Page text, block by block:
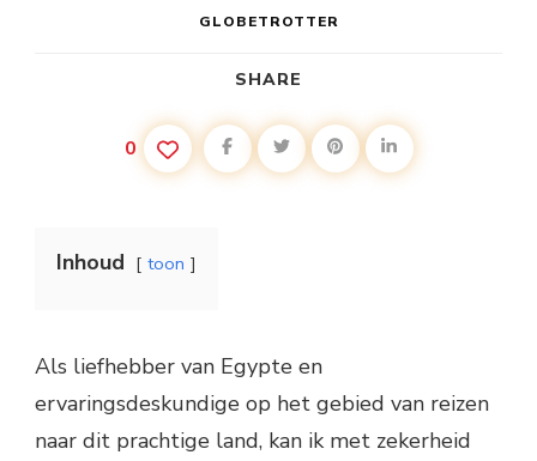
GLOBETROTTER
SHARE
0
Inhoud toon
Als liefhebber van Egypte en
ervaringsdeskundige op het gebied van reizen
naar dit prachtige land, kan ik met zekerheid